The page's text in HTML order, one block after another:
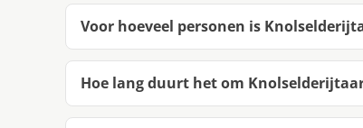
Voor hoeveel personen is
Hoe lang duurt het om